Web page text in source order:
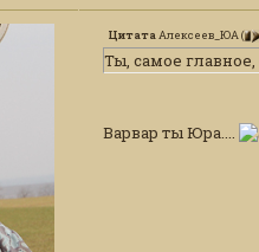
ЦитатаАлексеев_ЮА(
Ты, самое
Варвар ты Юра....